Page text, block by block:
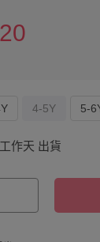
4-5Y 5-
作天 出貨